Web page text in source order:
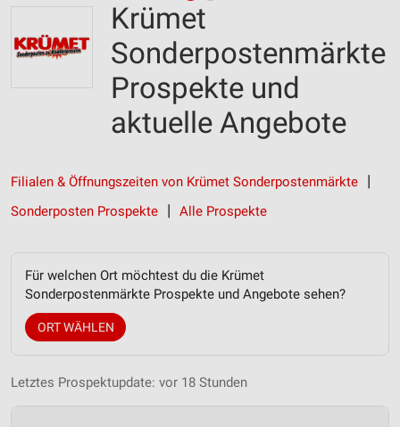
Krümet
Sonderpostenmärkte
Prospekte und
aktuelle Angebote
Filialen & Öffnungszeiten von Krümet Sonderpostenmärkte
Sonderposten Prospekte
Alle Prospekte
Für welchen Ort möchtest du die Krümet
Sonderpostenmärkte Prospekte und Angebote sehen?
ORT WÄHLEN
Letztes Prospektupdate: vor 18 Stunden